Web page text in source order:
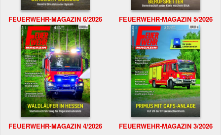
FEUERWEHR-MAGAZIN 6/2026 FEUERWEHR-MAGAZIN 5/2026
FEUERWEHR-MAGAZIN 4/2026 FEUERWEHR-MAGAZIN 3/2026